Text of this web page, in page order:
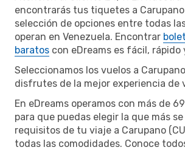
encontrarás tus tiquetes a
selección de opciones entre todas
operan en Venezuela. Encontrar
baratos con eDreams es fácil, rápido
Seleccionamos los vuelos a
disfrutes de la mejor experiencia de
En eDreams operamos con más de
para que puedas elegir la que más
requisitos de tu viaje a Carupano
todas las comodidades. Conoce